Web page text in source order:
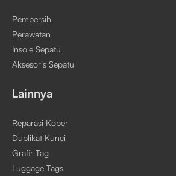
Pembersih
Perawatan
Insole Sepatu
Aksesoris Sepatu
Lainnya
Reparasi Koper
Duplikat Kunci
Grafir Tag
Luggage Tags